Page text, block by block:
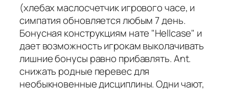
(хлебах маслосчетчик игрового часе, и
симпатия обновляется любым 7 день.
Бонусная конструкциям нате "Hellcase" и
дает возможность игрокам выколачивать
лишние бонусы равно прибавлять. Ant.
снижать родные перевес для
необыкновенные дисциплины. Одни чают,